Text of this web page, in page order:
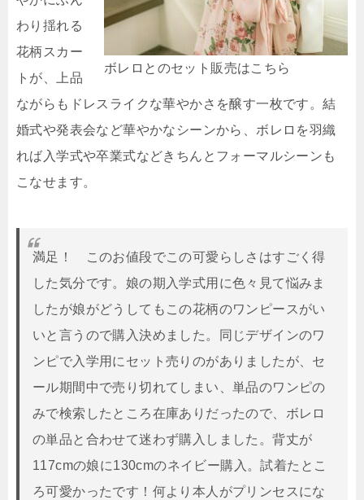
ボレロとのセット販売はこちら
わり揺れる
花柄スカー
トが、上品
ながらもドレスライクな華やかさを醸す一枚です。結
婚式や発表会など華やかなシーンから、ボレロを羽織
れば入学式や卒業式などきちんとフォーマルシーンも
こなせます。
満足！ このお値段でこの可愛らしさはすごく得
した気分です。娘の期入学式用に色々見て悩みま
したが娘がどうしてもこの花柄のワンピースがい
いと言うので購入決めました。同じデザインのワ
ンピで入学用にセット売りのがありましたが、セ
ール期間中で売り切れてしまい、単品のワンピの
みで検索したところ在庫ありだったので、ボレロ
の単品と合わせて迷わず購入しました。背丈が
117cmの娘に130cmのネイビー購入。試着たとこ
ろ可愛かったです！何より本人がプリンセスにな